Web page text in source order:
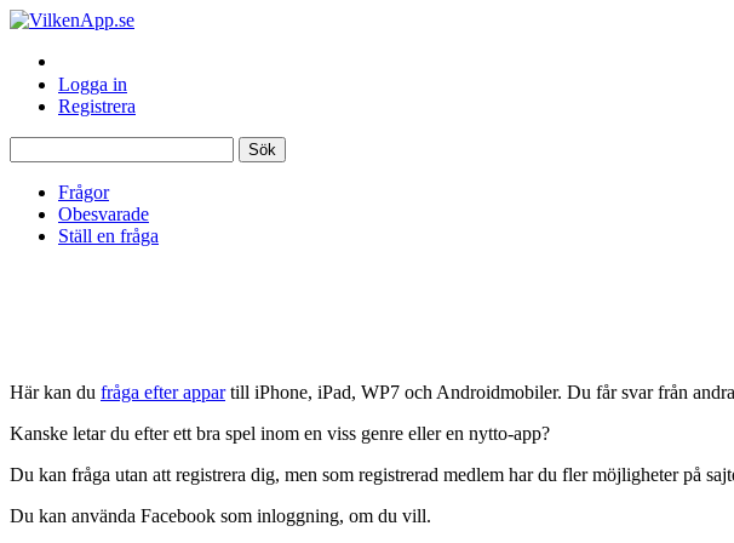
Logga in
Registrera
Frågor
Obesvarade
Ställ en fråga
Här kan du fråga efter appartill iPhone, iPad, WP7 och Androidmobiler. Du får svar från
Kanske letar du efter ett bra spel inom en viss genre eller en nytto-app?
Du kan fråga utan att registrera dig, men som registrerad medlem har du fler möjligheter på
Du kan använda Facebook som inloggning, om du vill.